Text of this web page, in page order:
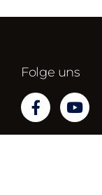
Folge uns